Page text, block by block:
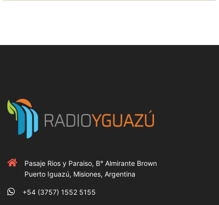
Pasaje Rios y Paraiso, B° Almirante Brown
Puerto Iguazú, Misiones, Argentina
+54 (3757) 1552 5155